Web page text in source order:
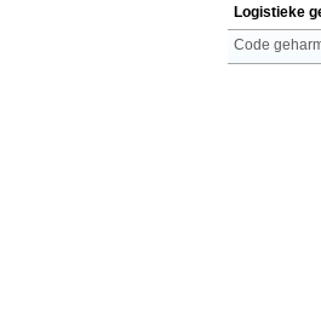
Logistieke
Code